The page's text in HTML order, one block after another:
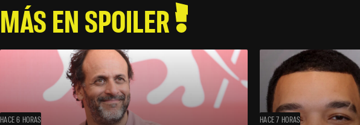
MÁS EN SPOILER
HACE 6 HORAS HACE 7 HORAS